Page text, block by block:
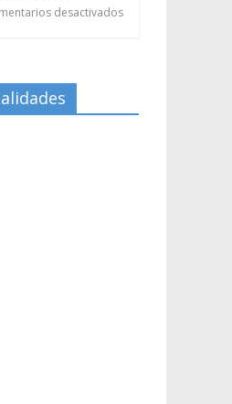
desactivados